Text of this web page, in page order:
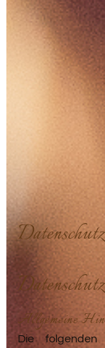
Datenschutz
Allgemeine
Die